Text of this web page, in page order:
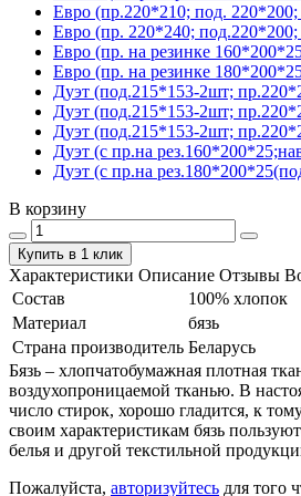
Евро (пр.220*210; под.
Евро (пр. 220*240;
Евро (пр. на резинке
Евро (пр. на резинке
Дуэт (под.215*153-2шт;
Дуэт (под.215*153-2шт;
Дуэт (под.215*153-2шт;
Дуэт (с пр.на
Дуэт (с пр.на
В корзину
Купить в 1 клик
Характеристики Описание Отзывы
Состав
100% хлопок
Материал
бязь
Страна производитель Беларусь
Бязь – хлопчатобумажная плотная
воздухопроницаемой тканью. В
число стирок, хорошо гладится, к
своим характеристикам бязь
белья и другой текстильной
Пожалуйста, авторизуйтесь для того